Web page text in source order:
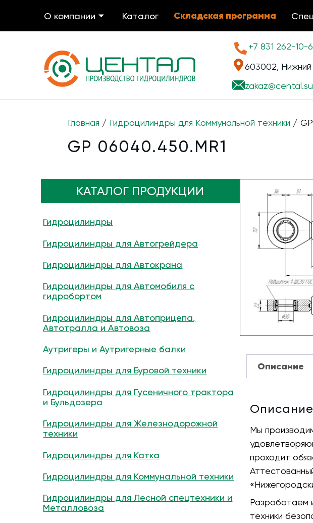
О компании Каталог Складская программа
+7 831 262-10-
603002,
zakaz@cental.su
Главная / Гидроцилиндры для Коммунальной техники /
GP 06040.450.MR1
КАТАЛОГ ПРОДУКЦИИ
Гидроцилиндры
Гидроцилиндры для Автогрейдера
Гидроцилиндры для Автокрана
Гидроцилиндры для Автомобиля с
гидробортом
Гидроцилиндры для Автоприцепа,
Автотралла и Автовоза
Аутригеры и Аутригерные балки
Гидроцилиндры для Буровой техники
Гидроцилиндры для Гусеничного трактора
и Бульдозера
Гидроцилиндры для Железнодорожной
техники
Гидроцилиндры для Катка
Гидроцилиндры для Коммунальной техники
Гидроцилиндры для Лесной спецтехники и
Металловоза
Описание
Описание
Мы
проходит
Разработаем
техники